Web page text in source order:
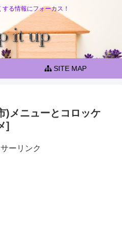
る情報にフォーカス！
SITE MAP
)メニューとコロッケ
]
ーリンク